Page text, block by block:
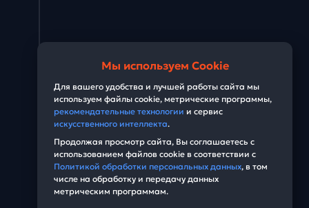
Мы используем Cookie
Для вашего удобства и лучшей работы сайта мы
используем файлы cookie, метрические программы,
рекомендательные технологии и сервис
искусственного интеллекта.
Продолжая просмотр сайта, Вы соглашаетесь с
использованием файлов cookie в соответствии с
Политикой обработки персональных данных, в том
числе на обработку и передачу данных
метрическим программам.